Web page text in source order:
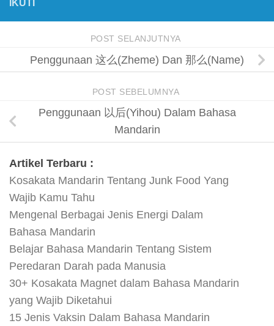
IKUTI
POST SELANJUTNYA
Penggunaan 这么(Zheme) Dan 那么(Name)
POST SEBELUMNYA
Penggunaan 以后(Yihou) Dalam Bahasa
Mandarin
Artikel Terbaru :
Kosakata Mandarin Tentang Junk Food Yang
Wajib Kamu Tahu
Mengenal Berbagai Jenis Energi Dalam
Bahasa Mandarin
Belajar Bahasa Mandarin Tentang Sistem
Peredaran Darah pada Manusia
30+ Kosakata Magnet dalam Bahasa Mandarin
yang Wajib Diketahui
15 Jenis Vaksin Dalam Bahasa Mandarin